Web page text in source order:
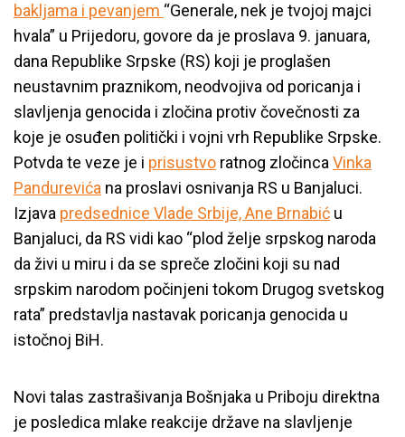
bakljama i pevanjem “Generale, nek je tvojoj majci
hvala” u Prijedoru, govore da je proslava 9. januara,
dana Republike Srpske (RS) koji je proglašen
neustavnim praznikom, neodvojiva od poricanja i
slavljenja genocida i zločina protiv čovečnosti za
koje je osuđen politički i vojni vrh Republike Srpske.
Potvda te veze je i prisustvo ratnog zločinca Vinka
Pandurevića na proslavi osnivanja RS u Banjaluci.
Izjava predsednice Vlade Srbije, Ane Brnabić u
Banjaluci, da RS vidi kao “plod želje srpskog naroda
da živi u miru i da se spreče zločini koji su nad
srpskim narodom počinjeni tokom Drugog svetskog
rata” predstavlja nastavak poricanja genocida u
istočnoj BiH.
Novi talas zastrašivanja Bošnjaka u Priboju direktna
je posledica mlake reakcije države na slavljenje